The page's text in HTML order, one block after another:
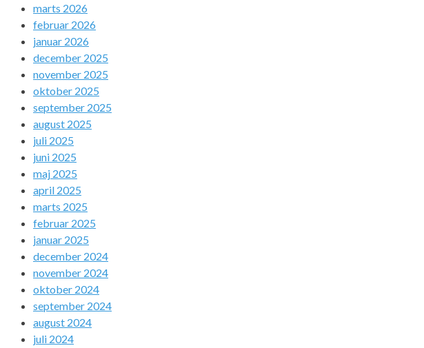
marts 2026
februar 2026
januar 2026
december 2025
november 2025
oktober 2025
september 2025
august 2025
juli 2025
juni 2025
maj 2025
april 2025
marts 2025
februar 2025
januar 2025
december 2024
november 2024
oktober 2024
september 2024
august 2024
juli 2024